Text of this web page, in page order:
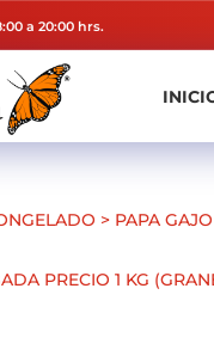
a 20:00 hrs.
> PAPA